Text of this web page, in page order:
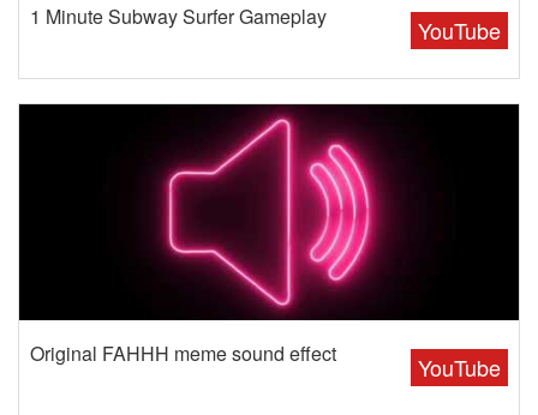
YouTube
1 Minute Subway Surfer Gameplay
YouTube
Original FAHHH meme sound effect